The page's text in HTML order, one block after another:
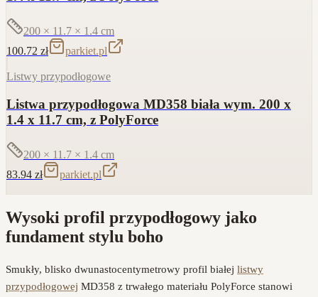
200 × 11.7 × 1.4 cm
100.72 zł parkiet.pl
Listwy przypodłogowe
Listwa przypodłogowa MD358 biała wym. 200 x
1.4 x 11.7 cm, z PolyForce
200 × 11.7 × 1.4 cm
83.94 zł parkiet.pl
Wysoki profil przypodłogowy jako
fundament stylu boho
Smukły, blisko dwunastocentymetrowy profil białej listwy
przypodłogowej MD358 z trwałego materiału PolyForce stanowi